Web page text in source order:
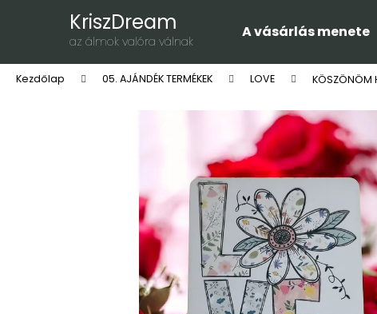
KriszDream
az álmok valóra válnak
A vásárlás menete
Kezdőlap 05. AJÁNDÉK TERMÉKEK LOVE KÖSZÖNÖM
á
Vissza
a boltba
Vissza
a boltba